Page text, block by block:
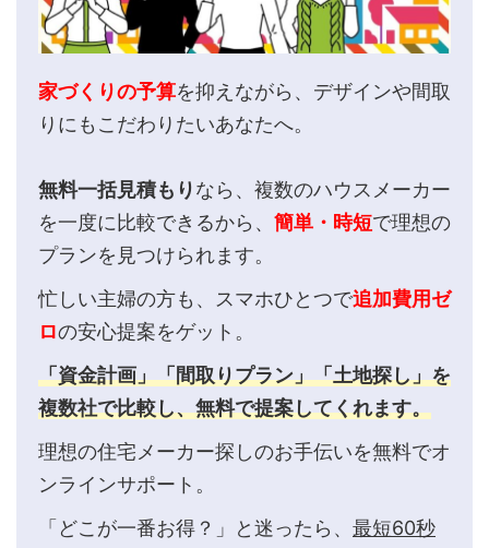
家づくりの予算を抑えながら、デザインや間取
りにもこだわりたいあなたへ。
無料一括見積もりなら、複数のハウスメーカー
を一度に比較できるから、 簡単・時短で理想の
プランを見つけられます。
忙しい主婦の方も、スマホひとつで追加費用ゼ
ロの安心提案をゲット。
「資金計画」「間取りプラン」「土地探し」を
複数社で比較し、無料で提案してくれます。
理想の住宅メーカー探しのお手伝いを無料でオ
ンラインサポート。
「どこが一番お得？」と迷ったら、 最短60秒